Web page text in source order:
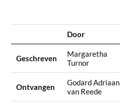
Door
Geschreven
Margaretha
Turnor
Ontvangen
Godard Adriaan
van Reede